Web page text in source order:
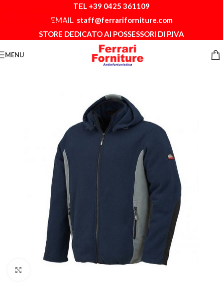
Skip to main content
TEL +39 0425 361109
EMAIL staff@ferrariforniture.com
STORE DEDICATO AI POSSESSORI DI P.IVA
MENU